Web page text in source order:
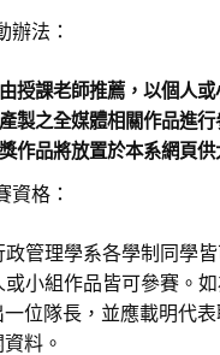
辦法：
授課老師推薦，以個人或
製之全媒體相關作品進
作品將放置於本系網頁供
資格：
政管理學系各學制同學皆
或小組作品皆可參賽。如
一位隊長，並應載明代
料。